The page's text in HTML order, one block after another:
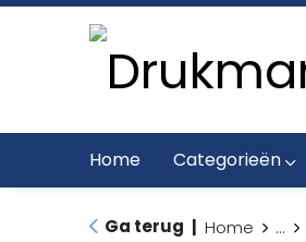
Home Categorieën
Ga terug Home ...